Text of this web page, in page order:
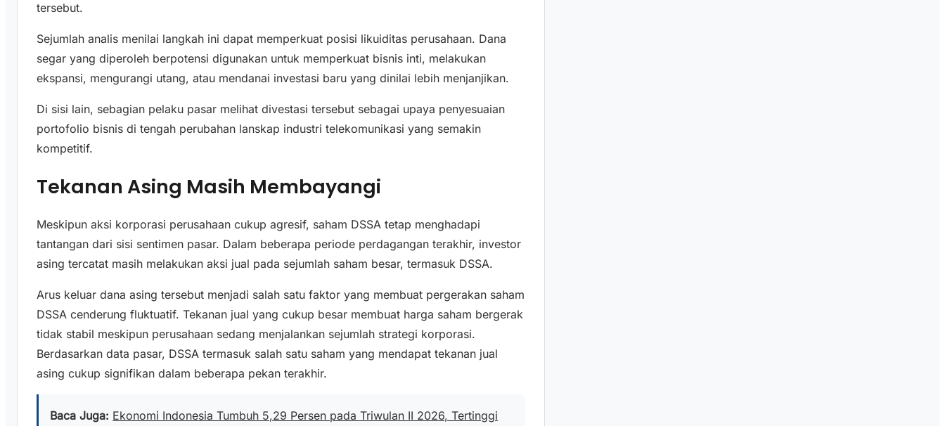
tersebut.
Sejumlah analis menilai langkah ini dapat memperkuat posisi likuiditas perusahaan. Dana
segar yang diperoleh berpotensi digunakan untuk memperkuat bisnis inti, melakukan
ekspansi, mengurangi utang, atau mendanai investasi baru yang dinilai lebih menjanjikan.
Di sisi lain, sebagian pelaku pasar melihat divestasi tersebut sebagai upaya penyesuaian
portofolio bisnis di tengah perubahan lanskap industri telekomunikasi yang semakin
kompetitif.
Tekanan Asing Masih Membayangi
Meskipun aksi korporasi perusahaan cukup agresif, saham DSSA tetap menghadapi
tantangan dari sisi sentimen pasar. Dalam beberapa periode perdagangan terakhir, investor
asing tercatat masih melakukan aksi jual pada sejumlah saham besar, termasuk DSSA.
Arus keluar dana asing tersebut menjadi salah satu faktor yang membuat pergerakan saham
DSSA cenderung fluktuatif. Tekanan jual yang cukup besar membuat harga saham bergerak
tidak stabil meskipun perusahaan sedang menjalankan sejumlah strategi korporasi.
Berdasarkan data pasar, DSSA termasuk salah satu saham yang mendapat tekanan jual
asing cukup signifikan dalam beberapa pekan terakhir.
Baca Juga: Ekonomi Indonesia Tumbuh 5,29 Persen pada Triwulan II 2026, Tertinggi